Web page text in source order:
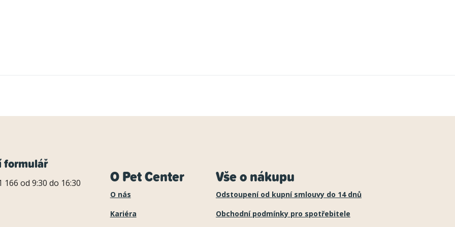
formulář
166 od 9:30 do 16:30 O Pet Center
O nás
Kariéra
Vše o nákupu
Odstoupení od kupní smlouvy do 14 dnů
Obchodní podmínky pro spotřebitele